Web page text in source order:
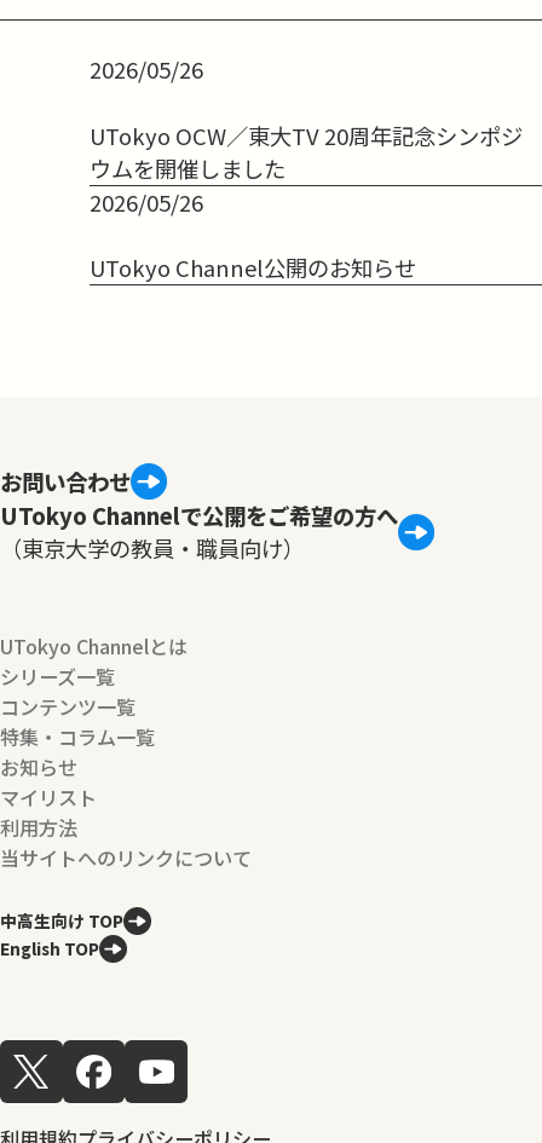
2026/05/26
UTokyo OCW／東大TV 20周年記念シンポジ
ウムを開催しました
2026/05/26
UTokyo Channel公開のお知らせ
お問い合わせ
UTokyo Channelで公開をご希望の方へ
（東京大学の教員・職員向け）
UTokyo Channelとは
シリーズ一覧
コンテンツ一覧
特集・コラム一覧
お知らせ
マイリスト
利用方法
当サイトへのリンクについて
中高生向け TOP
English TOP